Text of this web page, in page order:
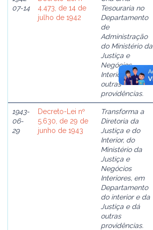
07-14
4.473, de 14 de
julho de 1942
Tesouraria no
Departamento
de
Administração
do Ministério da
Justiça e
Negócios
Interiores e dá
outras
providências.
1943-
06-
29
Decreto-Lei nº
5.630, de 29 de
junho de 1943
Transforma a
Diretoria da
Justiça e do
Interior, do
Ministério da
Justiça e
Negócios
Interiores, em
Departamento
do interior e da
Justiça e dá
outras
providências.